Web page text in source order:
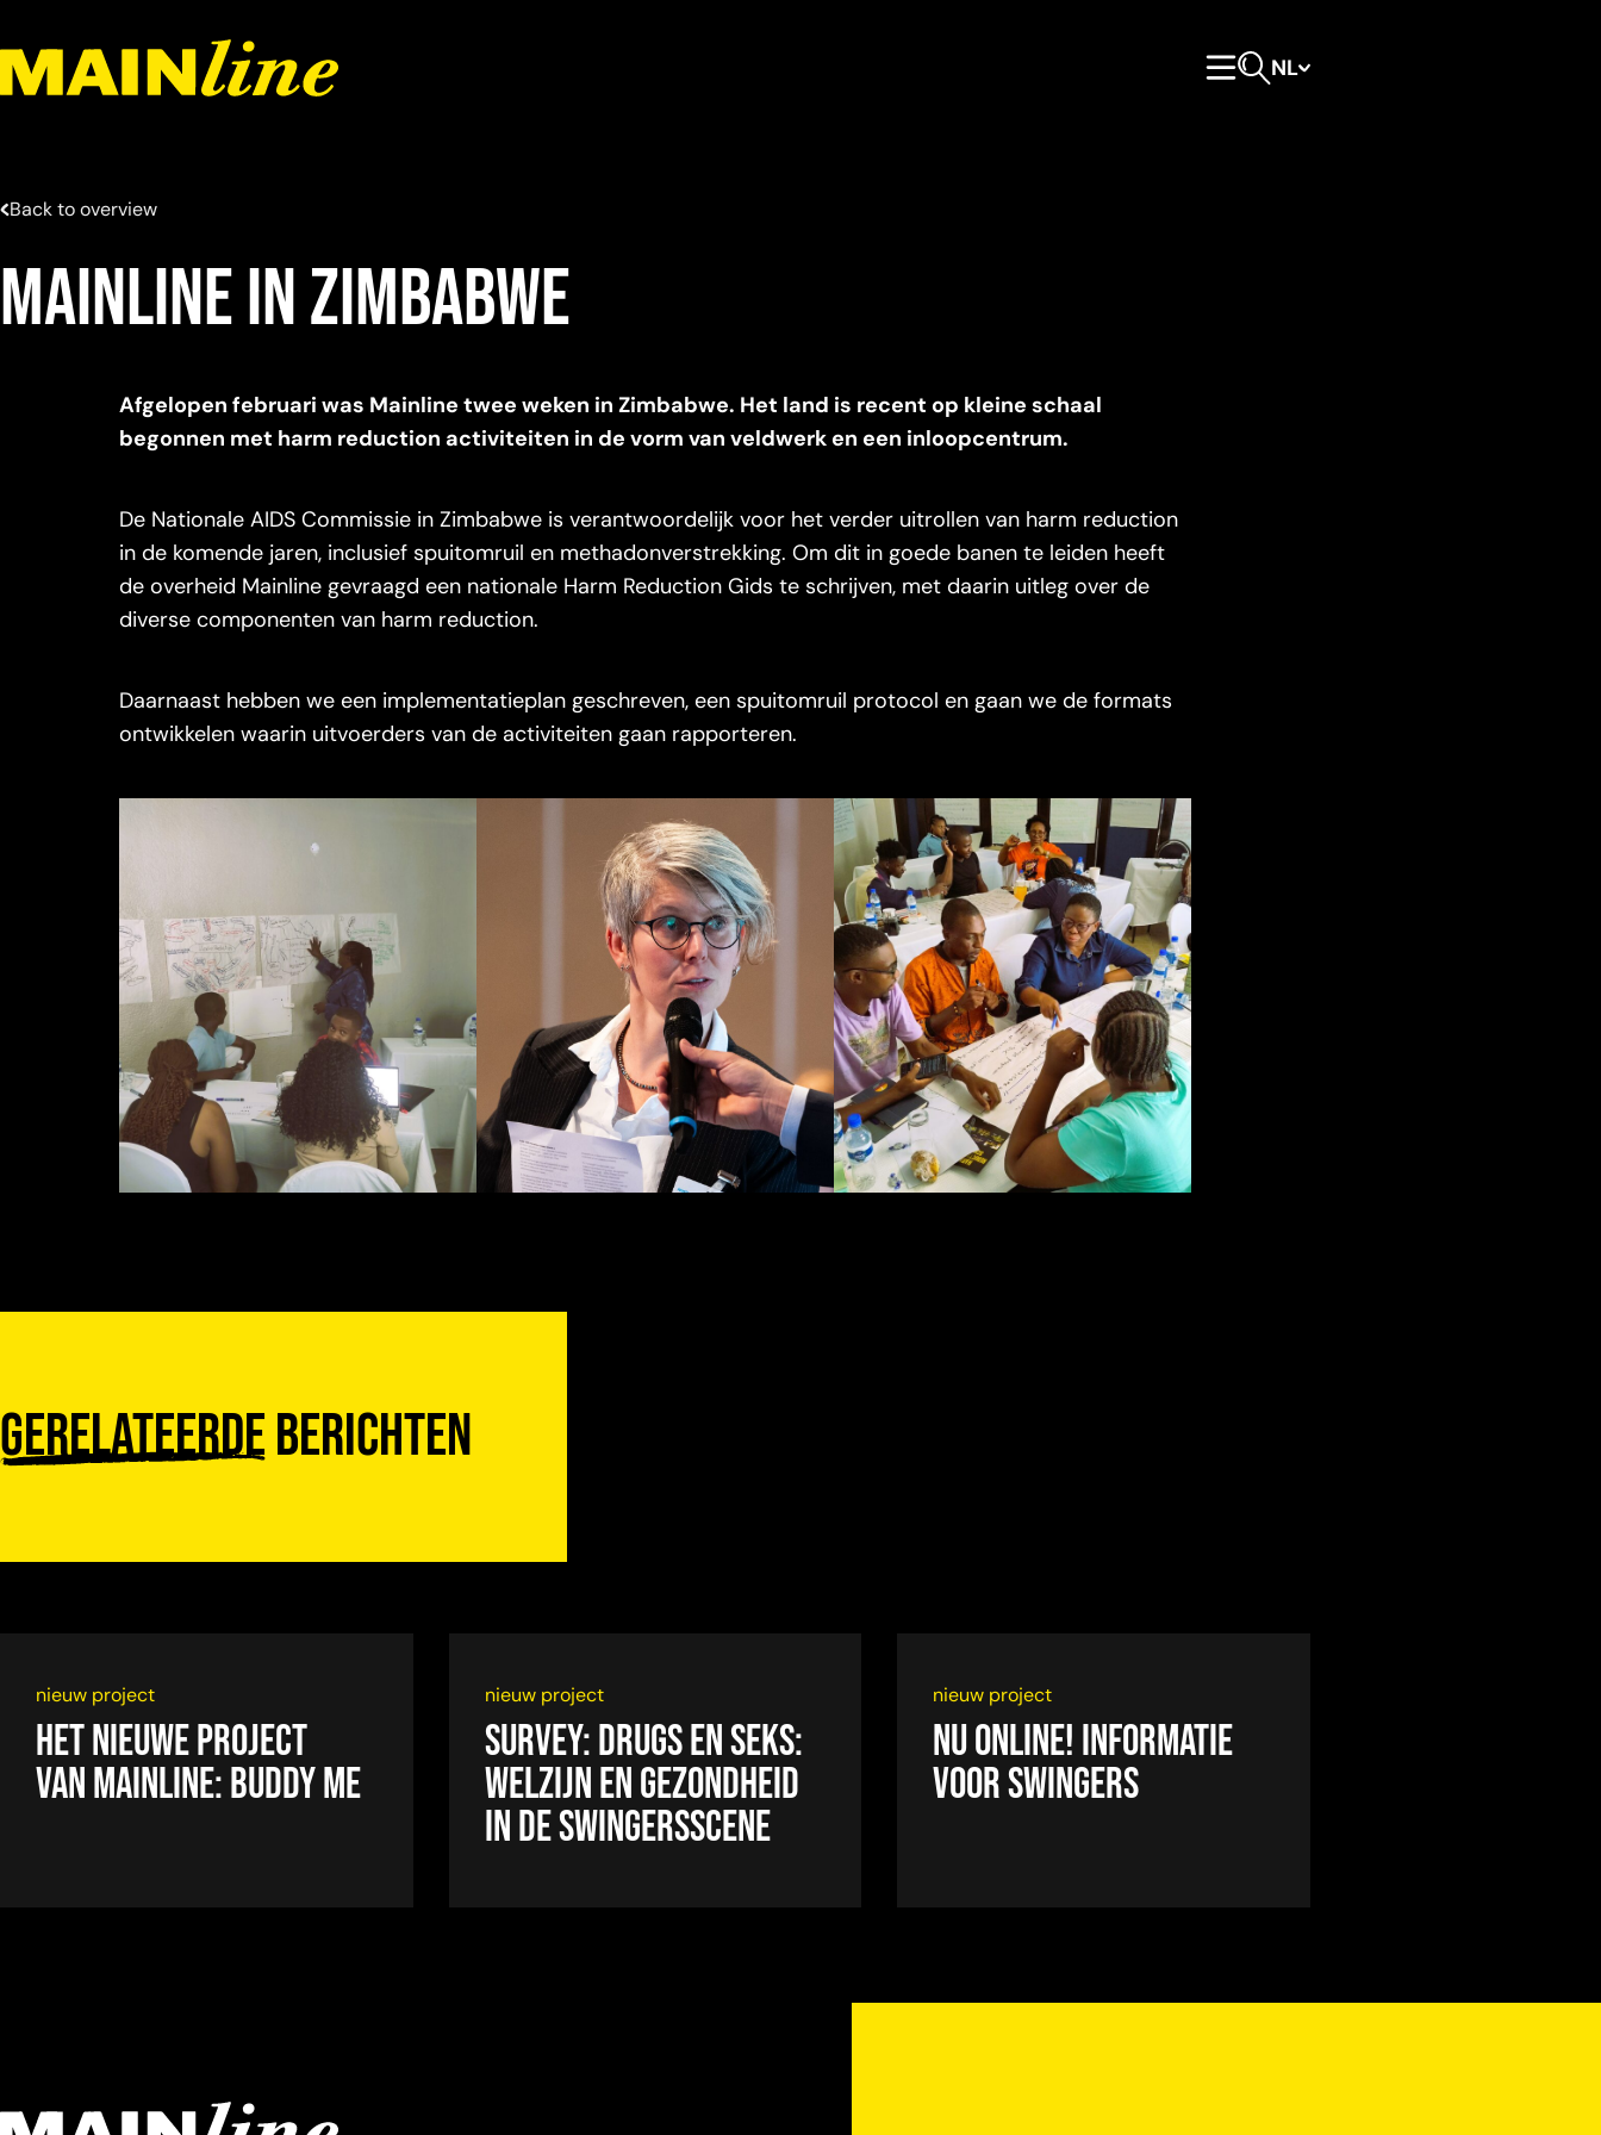
NL
Back to overview
Mainline in Zimbabwe
Afgelopen februari was Mainline twee weken in Zimbabwe. Het land is recent op kleine schaal
begonnen met harm reduction activiteiten in de vorm van veldwerk en een inloopcentrum.
De Nationale AIDS Commissie in Zimbabwe is verantwoordelijk voor het verder uitrollen van harm reduction
in de komende jaren, inclusief spuitomruil en methadonverstrekking. Om dit in goede banen te leiden heeft
de overheid Mainline gevraagd een nationale Harm Reduction Gids te schrijven, met daarin uitleg over de
diverse componenten van harm reduction.
Daarnaast hebben we een implementatieplan geschreven, een spuitomruil protocol en gaan we de formats
ontwikkelen waarin uitvoerders van de activiteiten gaan rapporteren.
Gerelateerdeberichten
nieuw project
Het nieuwe project
van Mainline: Buddy Me
nieuw project
SURVEY: DRUGS EN SEKS:
WELZIJN EN GEZONDHEID
IN DE SWINGERSSCENE
nieuw project
Nu online! Informatie
voor swingers